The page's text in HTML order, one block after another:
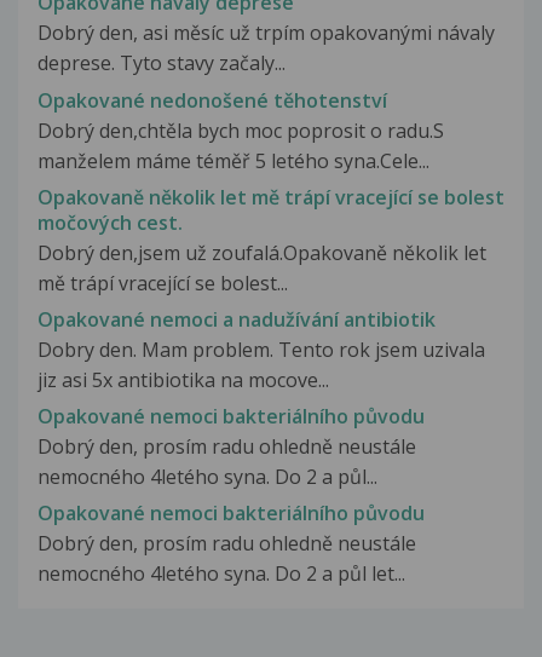
Dobrý den, asi měsíc už trpím opakovanými návaly
deprese. Tyto stavy začaly...
Opakované nedonošené těhotenství
Dobrý den,chtěla bych moc poprosit o radu.S
manželem máme téměř 5 letého syna.Cele...
Opakovaně několik let mě trápí vracející se bolest
močových cest.
Dobrý den,jsem už zoufalá.Opakovaně několik let
mě trápí vracející se bolest...
Opakované nemoci a nadužívání antibiotik
Dobry den. Mam problem. Tento rok jsem uzivala
jiz asi 5x antibiotika na mocove...
Opakované nemoci bakteriálního původu
Dobrý den, prosím radu ohledně neustále
nemocného 4letého syna. Do 2 a půl...
Opakované nemoci bakteriálního původu
Dobrý den, prosím radu ohledně neustále
nemocného 4letého syna. Do 2 a půl let...